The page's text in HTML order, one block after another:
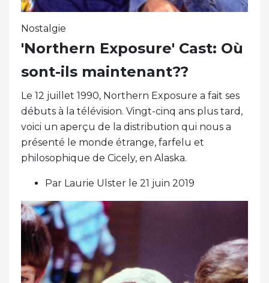
Nostalgie
'Northern Exposure' Cast: Où
sont-ils maintenant??
Le 12 juillet 1990, Northern Exposure a fait ses
débuts à la télévision. Vingt-cinq ans plus tard,
voici un aperçu de la distribution qui nous a
présenté le monde étrange, farfelu et
philosophique de Cicely, en Alaska.
Par Laurie Ulster le 21 juin 2019